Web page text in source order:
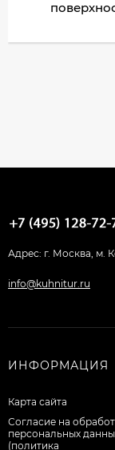
Адрес: г. Москва, м.
info@kuhnitur.ru
ИНФОРМАЦИЯ
Карта сайта
Согласие на
персональных
(политика